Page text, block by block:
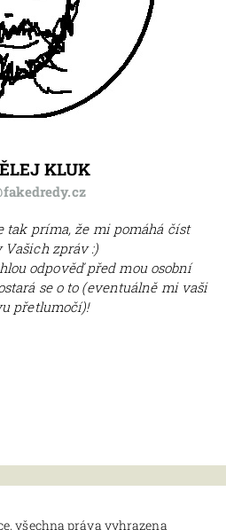
KLUK
tak príma, že mi pomáhá číst
zpráv :)
odpověď před mou osobní
se o to (eventuálně mi vaši
přetlumočí)!
všechna práva vyhrazena